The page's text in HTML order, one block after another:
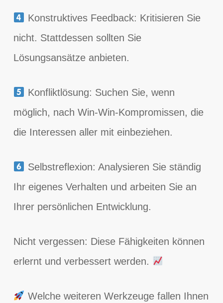
Konstruktives Feedback: Kritisieren Sie
nicht. Stattdessen sollten Sie
Lösungsansätze anbieten.
Konfliktlösung: Suchen Sie, wenn
möglich, nach Win-Win-Kompromissen, die
die Interessen aller mit einbeziehen.
Selbstreflexion: Analysieren Sie ständig
Ihr eigenes Verhalten und arbeiten Sie an
Ihrer persönlichen Entwicklung.
Nicht vergessen: Diese Fähigkeiten können
erlernt und verbessert werden.
Welche weiteren Werkzeuge fallen Ihnen